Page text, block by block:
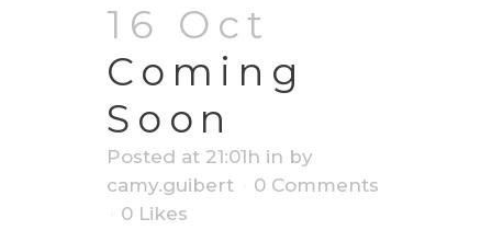
16 Oct
Coming
Soon
Posted at 21:01h in by
camy.guibert
0 Comments
0 Likes